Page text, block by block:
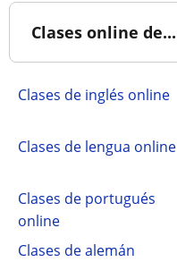
Clases online de...
Clases de inglés online
Clases de lengua online
Clases de portugués
online
Clases de alemán